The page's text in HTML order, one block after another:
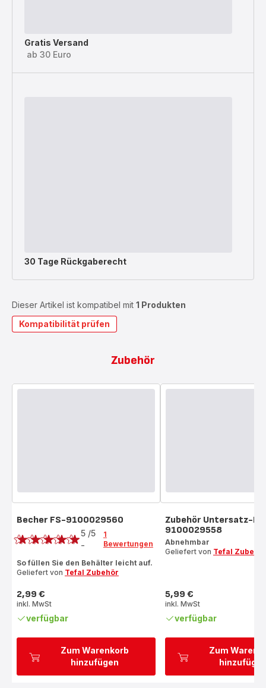
Gratis Versand
ab 30 Euro
30 Tage Rückgaberecht
Dieser Artikel ist kompatibel mit 1 Produkten
Kompatibilität prüfen
Zubehör
Zum Warenkorb
hinzufügen
Becher FS-9100029560
Bewertung
mit
5
(Durchschnitt)
5 /5
-
1
Bewertungen
So füllen Sie den Behälter leicht auf.
Geliefert von Tefal Zubehör
Preis
2,99 €
inkl. MwSt
verfügbar
Zum
Zubehör Untersatz-
9100029558
Abnehmbar
Geliefert von Tefal
Preis
5,99 €
inkl. MwSt
verfügbar